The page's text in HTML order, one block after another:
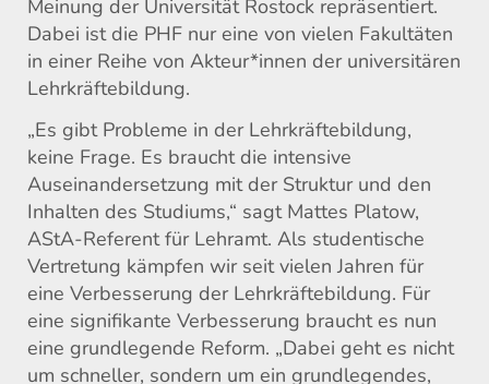
Meinung der Universität Rostock repräsentiert.
Dabei ist die PHF nur eine von vielen Fakultäten
in einer Reihe von Akteur*innen der universitären
Lehrkräftebildung.
„Es gibt Probleme in der Lehrkräftebildung,
keine Frage. Es braucht die intensive
Auseinandersetzung mit der Struktur und den
Inhalten des Studiums,“ sagt Mattes Platow,
AStA-Referent für Lehramt. Als studentische
Vertretung kämpfen wir seit vielen Jahren für
eine Verbesserung der Lehrkräftebildung. Für
eine signifikante Verbesserung braucht es nun
eine grundlegende Reform. „Dabei geht es nicht
um schneller, sondern um ein grundlegendes,